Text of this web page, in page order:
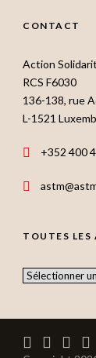
CONTACT
Action
RCS F6030
136-138, rue
L-1521
+352 400
TOUTES
Toutes